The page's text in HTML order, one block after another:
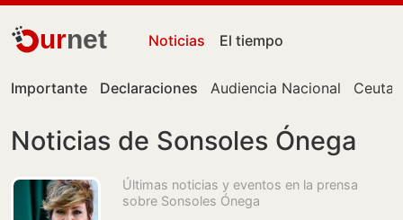
urnet Noticias El tiempo
Importante Declaraciones Audiencia Nacional Ceuta
Noticias de Sonsoles Ónega
Últimas noticias y eventos en la prensa
sobre Sonsoles Ónega